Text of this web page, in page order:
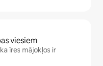
viesiem
īres mājokļos ir